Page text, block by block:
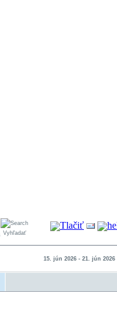
Vyhľadať
15. jún 2026 - 21. jún 2026